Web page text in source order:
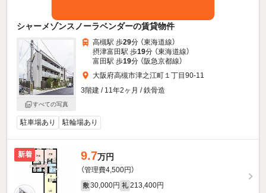
シャーメゾンスノーラベンダーの賃貸物件
すべての写真
高槻駅 歩29分 （東海道線）
摂津富田駅 歩19分 （東海道線）
富田駅 歩19分 （阪急京都線）
大阪府高槻市津之江町１丁目90-11
3階建 / 11年2ヶ月 / 鉄骨造
駐車場あり 駐輪場あり
新着 9.7万円
（管理費4,500円）
敷 30,000円 礼 213,400円